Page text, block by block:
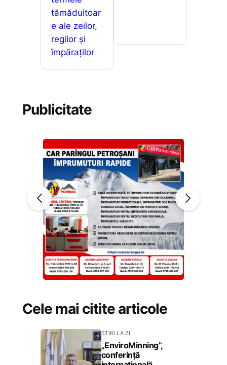
tămăduitoar
e ale zeilor,
regilor și
împăraților
Publicitate
Cele mai citite articole
STIRI LA ZI
„EnviroMinning”,
conferință